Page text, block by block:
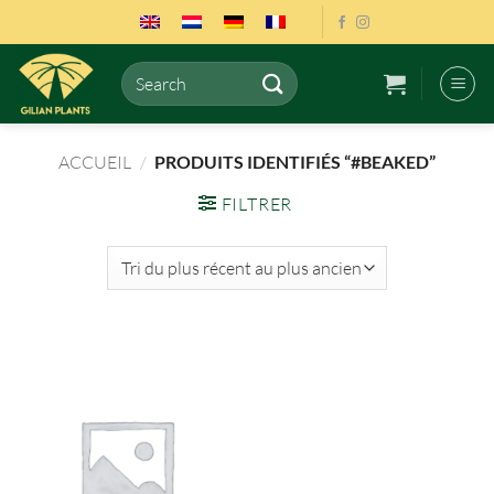
au
contenu
Recherche
pour :
ACCUEIL / PRODUITS IDENTIFIÉS “#BEAKED”
FILTRER